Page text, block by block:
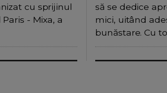
cu sprijinul
- Mixa, a
să se dedice
mici, uitând
bunăstare. Cu